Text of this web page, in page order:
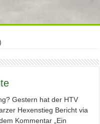
Gestern hat der HTV
Hexenstieg Bericht via
Kommentar „Ein